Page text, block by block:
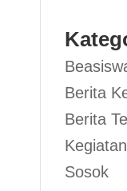
Berita
Berita
Sosok